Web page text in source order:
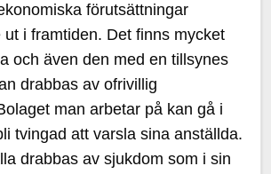
förutsättningar
ut i framtiden. Det finns mycket
och även den med en tillsynes
drabbas av ofrivillig
man arbetar på kan gå i
tvingad att varsla sina anställda.
drabbas av sjukdom som i sin